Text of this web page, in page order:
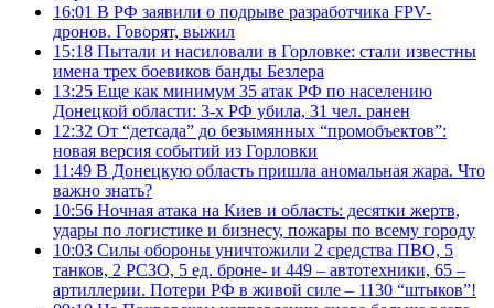
16:01 В РФ заявили о подрыве разработчика FPV-
дронов. Говорят, выжил
15:18 Пытали и насиловали в Горловке: стали известны
имена трех боевиков банды Безлера
13:25 Еще как минимум 35 атак РФ по населению
Донецкой области: 3-х РФ убила, 31 чел. ранен
12:32 От “детсада” до безымянных “промобъектов”:
новая версия событий из Горловки
11:49 В Донецкую область пришла аномальная жара. Что
важно знать?
10:56 Ночная атака на Киев и область: десятки жертв,
удары по логистике и бизнесу, пожары по всему городу
10:03 Силы обороны уничтожили 2 средства ПВО, 5
танков, 2 РСЗО, 5 ед. броне- и 449 – автотехники, 65 –
артиллерии. Потери РФ в живой силе – 1130 “штыков”!